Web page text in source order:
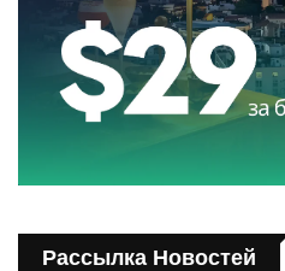
Рассылка Новостей